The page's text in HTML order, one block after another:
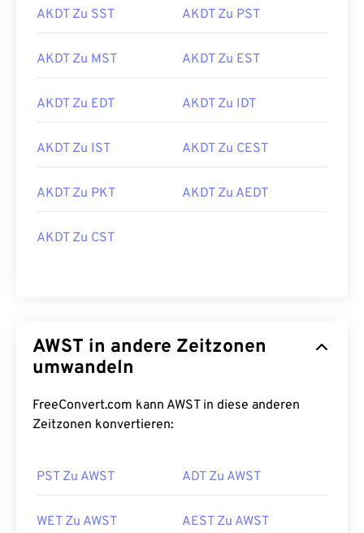
AKDT Zu SST AKDT Zu PST
AKDT Zu MST AKDT Zu EST
AKDT Zu EDT AKDT Zu IDT
AKDT Zu IST AKDT Zu CEST
AKDT Zu PKT AKDT Zu AEDT
AKDT Zu CST
AWST in andere Zeitzonen
umwandeln
FreeConvert.com kann AWST in diese anderen
Zeitzonen konvertieren:
PST Zu AWST ADT Zu AWST
WET Zu AWST AEST Zu AWST